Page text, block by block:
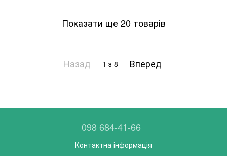
Показати ще 20 товарів
Назад 1 з 8 Вперед
098 684-41-66
Контактна інформація